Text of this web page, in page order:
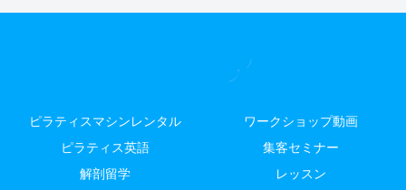
ピラティスマシンレンタル
ワークショップ動画
ピラティス英語
集客セミナー
解剖留学
レッスン